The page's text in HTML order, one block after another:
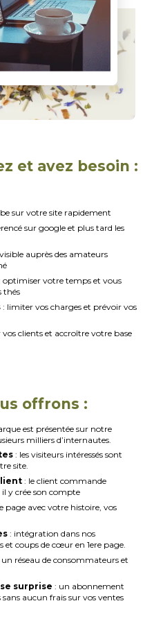
et avez besoin :
sur votre site rapidement
sur google et plus tard les
auprès des amateurs
optimiser votre temps et vous
thés
: limiter vos charges et prévoir vos
vos clients et accroître votre base
offrons :
est présentée sur notre
milliers d’internautes.
: les visiteurs intéressés sont
site.
: le client commande
y crée son compte
page avec votre histoire, vos
: intégration dans nos
et coups de cœur en 1ere page.
un réseau de consommateurs et
surprise : un abonnement
aucun frais sur vos ventes